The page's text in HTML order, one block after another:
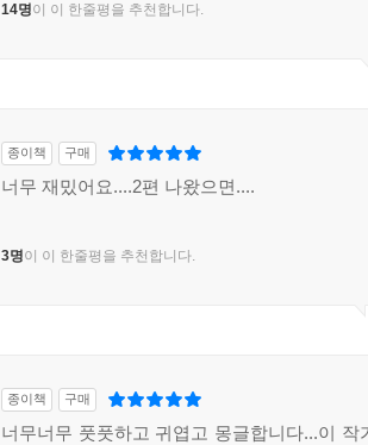
14명이 이 한줄평을 추천합니다.
종이책 구매
너무 재밌어요....2편 나왔으면....
3명이 이 한줄평을 추천합니다.
종이책 구매
너무너무 풋풋하고 귀엽고 몽글합니다...이 작